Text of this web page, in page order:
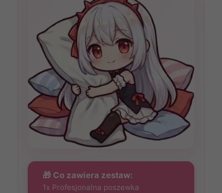
🎁 Co zawiera zestaw:
1x Profesjonalna poszewka